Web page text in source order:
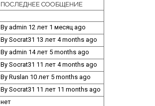
ПОСЛЕДНЕЕ СООБЩЕНИЕ
By admin 12 лет 1 месяц ago
By Socrat31 13 лет 4 months ago
By admin 14 лет 5 months ago
By Socrat31 11 лет 4 months ago
By Ruslan 10 лет 5 months ago
By Socrat31 11 лет 11 months ago
нет